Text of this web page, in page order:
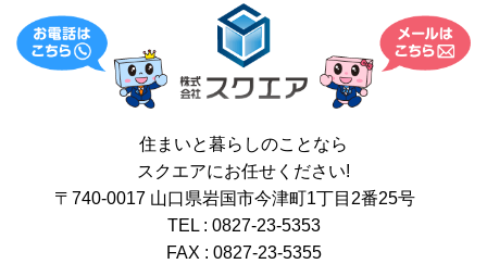
住まいと暮らしのことなら
スクエアにお任せください!
〒740-0017 山口県岩国市今津町1丁目2番25号
TEL : 0827-23-5353
FAX : 0827-23-5355